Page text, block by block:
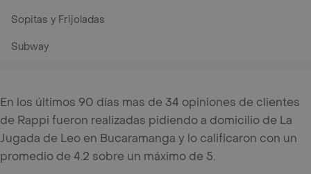
Sopitas y Frijoladas
Subway
En los últimos 90 días mas de 34 opiniones de clientes
de Rappi fueron realizadas pidiendo a domicilio de La
Jugada de Leo en Bucaramanga y lo calificaron con un
promedio de 4.2 sobre un máximo de 5.